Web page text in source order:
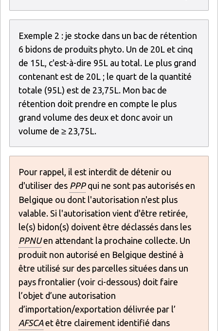
Exemple 2 : je stocke dans un bac de rétention
6 bidons de produits phyto. Un de 20L et cinq
de 15L, c'est-à-dire 95L au total. Le plus grand
contenant est de 20L ; le quart de la quantité
totale (95L) est de 23,75L. Mon bac de
rétention doit prendre en compte le plus
grand volume des deux et donc avoir un
volume de ≥ 23,75L.
Pour rappel, il est interdit de détenir ou
d'utiliser des PPPqui ne sont pas autorisés en
Belgique ou dont l'autorisation n'est plus
valable. Si l'autorisation vient d'être retirée,
le(s) bidon(s) doivent être déclassés dans les
PPNUen attendant la prochaine collecte. Un
produit non autorisé en Belgique destiné à
être utilisé sur des parcelles situées dans un
pays frontalier (voir ci-dessous) doit faire
l’objet d’une autorisation
d’importation/exportation délivrée par l’
AFSCAet être clairement identifié dans